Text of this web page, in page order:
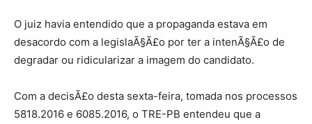
O juiz havia entendido que a propaganda estava em
desacordo com a legislaÃ§Ã£o por ter a intenÃ§Ã£o de
degradar ou ridicularizar a imagem do candidato.
Com a decisÃ£o desta sexta-feira, tomada nos processos
5818.2016 e 6085.2016, o TRE-PB entendeu que a